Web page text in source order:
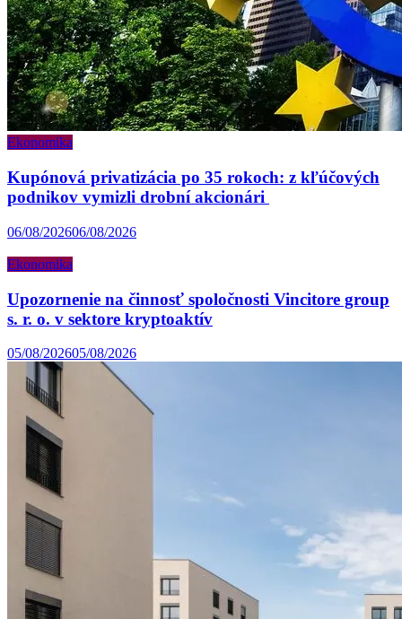
Ekonomika
Kupónová privatizácia po 35 rokoch: z kľúčových
podnikov vymizli drobní akcionári
06/08/202606/08/2026
Ekonomika
Upozornenie na činnosť spoločnosti Vincitore group
s. r. o. v sektore kryptoaktív
05/08/202605/08/2026